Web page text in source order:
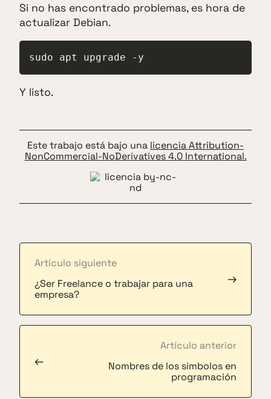
Si no has encontrado problemas, es hora de
actualizar Debian.
sudo apt upgrade -y
Y listo.
Este trabajo está bajo una licencia Attribution-
NonCommercial-NoDerivatives 4.0 International.
Artículo anterior
Nombres de los símbolos en
programación
←
Artículo siguiente
¿Ser Freelance o trabajar para una
empresa?
→